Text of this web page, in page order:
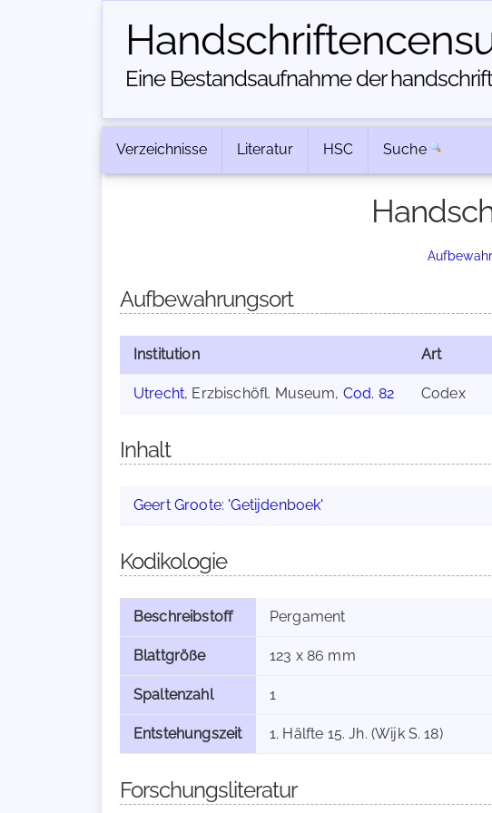
Eine Bestandsaufnahme der
Verzeichnisse Literatur HSC Suche
Aufbewahrungsort
Institution Art
Utrecht, Erzbischöfl. Museum, Cod. 82 Codex
Inhalt
Geert Groote: 'Getijdenboek'
Kodikologie
Beschreibstoff Pergament
Blattgröße 123 x 86 mm
Spaltenzahl 1
Entstehungszeit 1. Hälfte 15. Jh. (Wijk S. 18)
Forschungsliteratur